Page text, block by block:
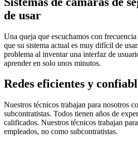
de usar
Una queja que escuchamos con
que su sistema actual es muy difícil de
problema al inventar una interfaz de
aprender en solo unos minutos.
Redes eficientes y
Nuestros técnicos trabajan para nosotros
subcontratistas. Todos tienen años de
calificados. Nuestros técnicos trabajan
empleados, no como subcontratistas.